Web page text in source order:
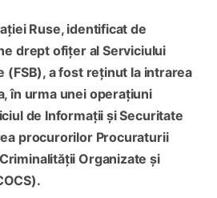
Ruse, identificat de
drept ofițer al Serviciului
(FSB), a fost reținut la intrarea
în urma unei operațiuni
de Informații și Securitate
procurorilor Procuraturii
Organizate și